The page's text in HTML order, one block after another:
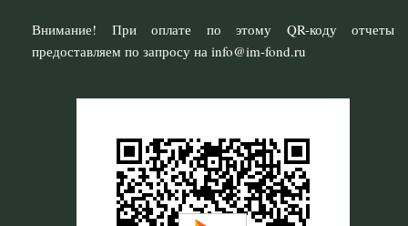
Внимание! При оплате по этому QR-коду отчеты
предоставляем по запросу на info@im-fond.ru